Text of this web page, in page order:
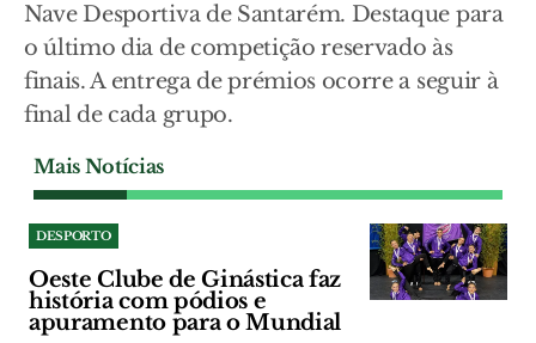
Nave Desportiva de Santarém. Destaque para
o último dia de competição reservado às
finais. A entrega de prémios ocorre a seguir à
final de cada grupo.
Mais Notícias
DESPORTO
Oeste Clube de Ginástica faz
história com pódios e
apuramento para o Mundial